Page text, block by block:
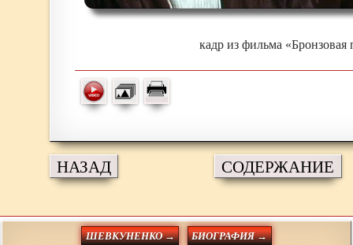
кадр из фильма «Бронзовая
НАЗАД СОДЕРЖАНИЕ
ШЕВКУНЕНКО → БИОГРАФИЯ →